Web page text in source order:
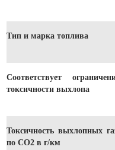
Тип и марка топлива
Соответствует
токсичности выхлопа
Токсичность выхлопных
по CO2 в г/км